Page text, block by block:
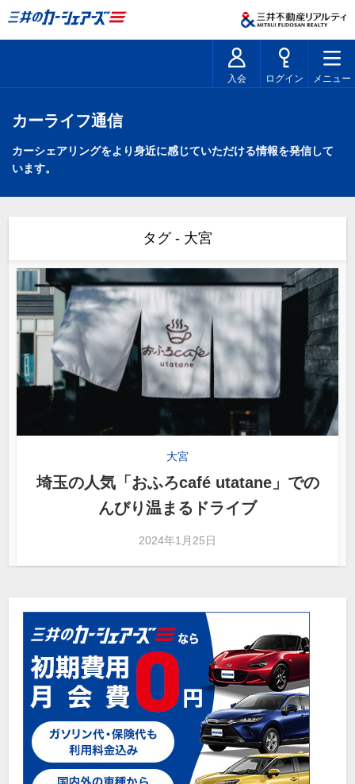
入会 ログイン メニュー
カーライフ通信
カーシェアリングをより身近に感じていただける情報を発信して
います。
タグ - 大宮
大宮
埼玉の人気「おふろcafé utatane」での
んびり温まるドライブ
2024年1月25日